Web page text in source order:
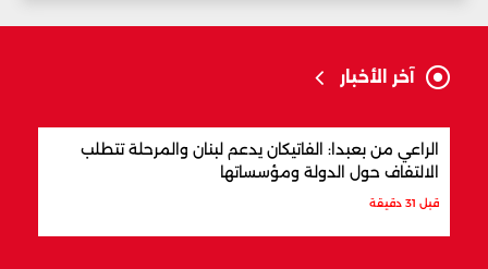
آخر الأخبار
الراعي من بعبدا: الفاتيكان يدعم لبنان والمرحلة تتطلب
الالتفاف حول الدولة ومؤسساتها
قبل 31 دقيقة